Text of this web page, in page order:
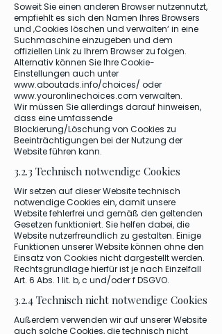
Soweit Sie einen anderen Browser nutzennutzt,
empfiehlt es sich den Namen Ihres Browsers
und ‚Cookies löschen und verwalten‘ in eine
Suchmaschine einzugeben und dem
offiziellen Link zu Ihrem Browser zu folgen.
Alternativ können Sie Ihre Cookie-
Einstellungen auch unter
www.aboutads.info/choices/ oder
www.youronlinechoices.com verwalten.
Wir müssen Sie allerdings darauf hinweisen,
dass eine umfassende
Blockierung/Löschung von Cookies zu
Beeinträchtigungen bei der Nutzung der
Website führen kann.
3.2.3 Technisch notwendige Cookies
Wir setzen auf dieser Website technisch
notwendige Cookies ein, damit unsere
Website fehlerfrei und gemäß den geltenden
Gesetzen funktioniert. Sie helfen dabei, die
Website nutzerfreundlich zu gestalten. Einige
Funktionen unserer Website können ohne den
Einsatz von Cookies nicht dargestellt werden.
Rechtsgrundlage hierfür ist je nach Einzelfall
Art. 6 Abs. 1 lit. b, c und/oder f DSGVO.
3.2.4 Technisch nicht notwendige Cookies
Außerdem verwenden wir auf unserer Website
auch solche Cookies, die technisch nicht